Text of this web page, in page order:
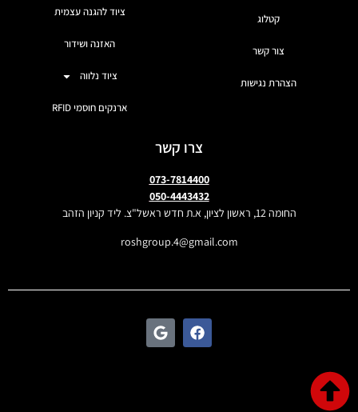
קטלוג
צור קשר
הצהרת נגישות
ציוד להגנה עצמית
האזנה ושידור
ציוד נלווה
ארנקים חוסמי RFID
צרו קשר
073-7814400
050-4443432
החומה 12, ראשון לציון, א.ת חדש ראשל"צ. ליד קניון הזהב
roshgroup.4@gmail.com